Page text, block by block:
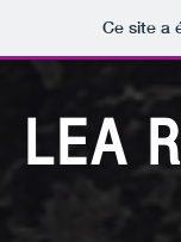
Ce site a
LEA